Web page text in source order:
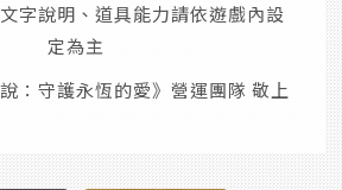
字說明、道具能力請依遊戲內設
定為主
說：守護永恆的愛》營運團隊 敬上